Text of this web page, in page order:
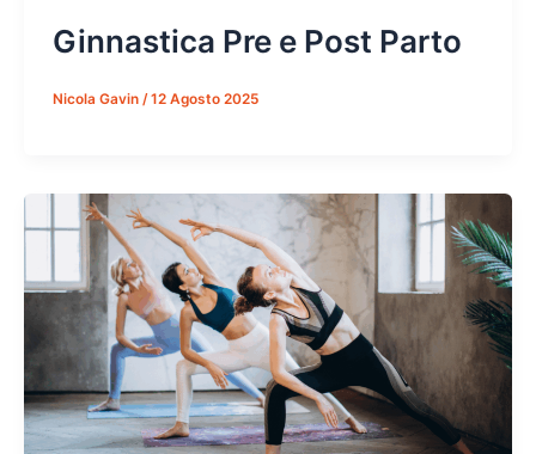
Ginnastica Pre e Post Parto
Nicola Gavin /12 Agosto 2025